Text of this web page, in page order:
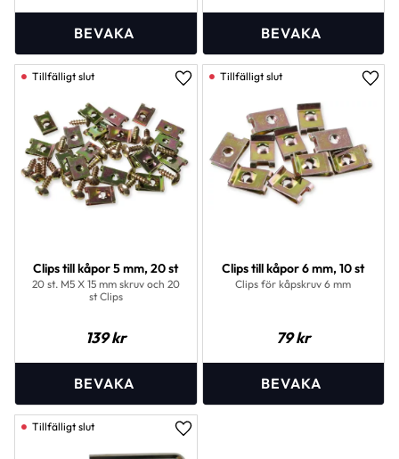
Clips till kåpor 5 mm, 20 st
20 st. M5 X 15 mm skruv och 20
st Clips
139kr
Lägg till i favoriter
Clips till kåpor 6 mm, 10 st
Clips för kåpskruv 6 mm
79kr
Lägg till i favoriter